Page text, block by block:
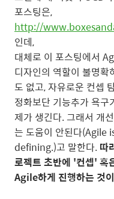
포스팅은,
http://
인데,
대체로 이 포스팅에서
디자인의 역할이 불명
도 없고, 자유로운 컨셉
정화보단 기능추가 욕
제가 생긴다. 그래서 개
는 도움이 안된다
defining.)고 말한다. 따
로젝트 초반에 '컨셉' 혹
Agile하게 진행하는 것